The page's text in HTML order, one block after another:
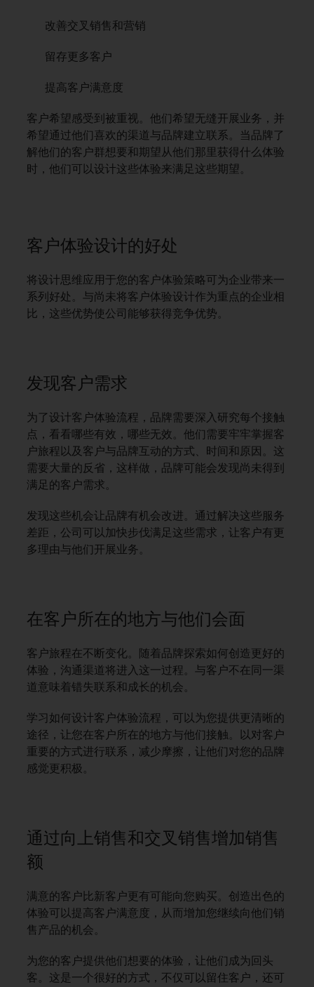
改善交叉销售和营销
留存更多客户
提高客户满意度
客户希望感受到被重视。他们希望无缝开展业务，并
希望通过他们喜欢的渠道与品牌建立联系。当品牌了
解他们的客户群想要和期望从他们那里获得什么体验
时，他们可以设计这些体验来满足这些期望。
客户体验设计的好处
将设计思维应用于您的客户体验策略可为企业带来一
系列好处。与尚未将客户体验设计作为重点的企业相
比，这些优势使公司能够获得竞争优势。
发现客户需求
为了设计客户体验流程，品牌需要深入研究每个接触
点，看看哪些有效，哪些无效。他们需要牢牢掌握客
户旅程以及客户与品牌互动的方式、时间和原因。这
需要大量的反省，这样做，品牌可能会发现尚未得到
满足的客户需求。
发现这些机会让品牌有机会改进。通过解决这些服务
差距，公司可以加快步伐满足这些需求，让客户有更
多理由与他们开展业务。
在客户所在的地方与他们会面
客户旅程在不断变化。随着品牌探索如何创造更好的
体验，沟通渠道将进入这一过程。与客户不在同一渠
道意味着错失联系和成长的机会。
学习如何设计客户体验流程，可以为您提供更清晰的
途径，让您在客户所在的地方与他们接触。以对客户
重要的方式进行联系，减少摩擦，让他们对您的品牌
感觉更积极。
通过向上销售和交叉销售增加销售
额
满意的客户比新客户更有可能向您购买。创造出色的
体验可以提高客户满意度，从而增加您继续向他们销
售产品的机会。
为您的客户提供他们想要的体验，让他们成为回头
客。这是一个很好的方式，不仅可以留住客户，还可